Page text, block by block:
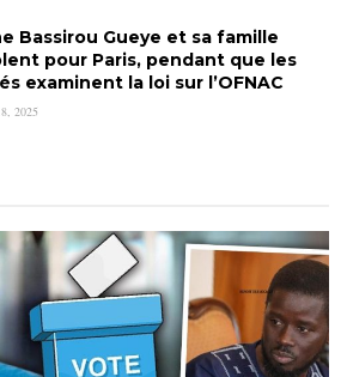
Bassirou Gueye et sa famille
pour Paris, pendant que les
examinent la loi sur l’OFNAC
2025